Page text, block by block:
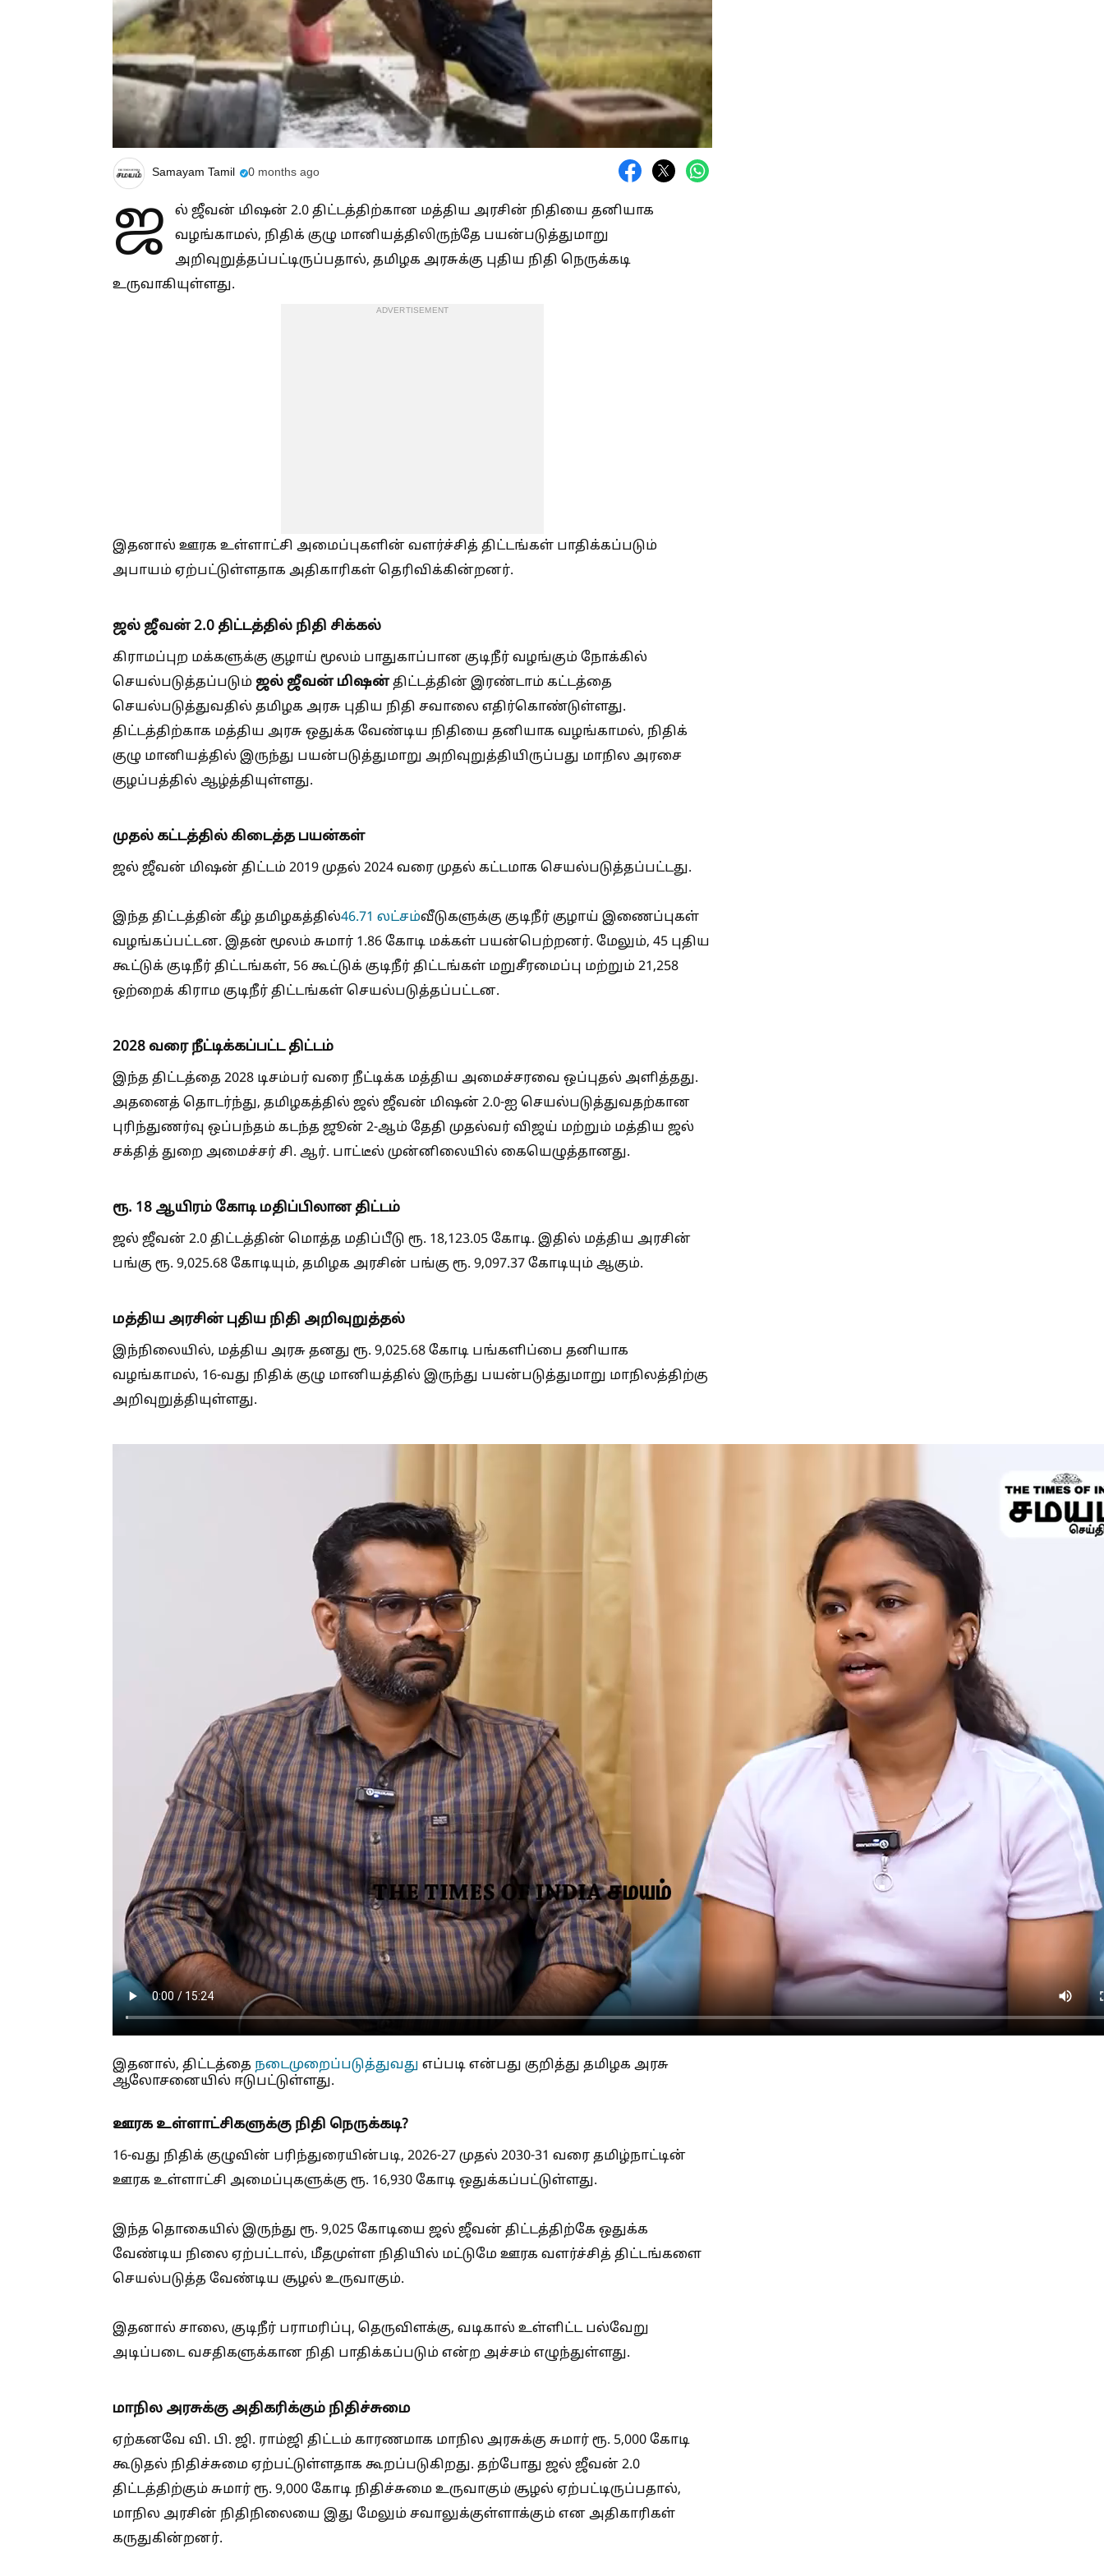
Samayam Tamil 0 months ago
ஜ
ல் ஜீவன் மிஷன் 2.0 திட்டத்திற்கான மத்திய அரசின் நிதியை தனியாக
வழங்காமல், நிதிக் குழு மானியத்திலிருந்தே பயன்படுத்துமாறு
அறிவுறுத்தப்பட்டிருப்பதால், தமிழக அரசுக்கு புதிய நிதி நெருக்கடி
உருவாகியுள்ளது.
ADVERTISEMENT
இதனால் ஊரக உள்ளாட்சி அமைப்புகளின் வளர்ச்சித் திட்டங்கள் பாதிக்கப்படும்
அபாயம் ஏற்பட்டுள்ளதாக அதிகாரிகள் தெரிவிக்கின்றனர்.
ஜல் ஜீவன் 2.0 திட்டத்தில் நிதி சிக்கல்
கிராமப்புற மக்களுக்கு குழாய் மூலம் பாதுகாப்பான குடிநீர் வழங்கும் நோக்கில்
செயல்படுத்தப்படும் ஜல் ஜீவன் மிஷன்திட்டத்தின் இரண்டாம் கட்டத்தை
செயல்படுத்துவதில் தமிழக அரசு புதிய நிதி சவாலை எதிர்கொண்டுள்ளது.
திட்டத்திற்காக மத்திய அரசு ஒதுக்க வேண்டிய நிதியை தனியாக வழங்காமல், நிதிக்
குழு மானியத்தில் இருந்து பயன்படுத்துமாறு அறிவுறுத்தியிருப்பது மாநில அரசை
குழப்பத்தில் ஆழ்த்தியுள்ளது.
முதல் கட்டத்தில் கிடைத்த பயன்கள்
ஜல் ஜீவன் மிஷன் திட்டம் 2019 முதல் 2024 வரை முதல் கட்டமாக செயல்படுத்தப்பட்டது.
இந்த திட்டத்தின் கீழ் தமிழகத்தில்46.71 லட்சம்வீடுகளுக்கு குடிநீர் குழாய் இணைப்புகள்
வழங்கப்பட்டன. இதன் மூலம் சுமார் 1.86 கோடி மக்கள் பயன்பெற்றனர். மேலும், 45 புதிய
கூட்டுக் குடிநீர் திட்டங்கள், 56 கூட்டுக் குடிநீர் திட்டங்கள் மறுசீரமைப்பு மற்றும் 21,258
ஒற்றைக் கிராம குடிநீர் திட்டங்கள் செயல்படுத்தப்பட்டன.
2028 வரை நீட்டிக்கப்பட்ட திட்டம்
இந்த திட்டத்தை 2028 டிசம்பர் வரை நீட்டிக்க மத்திய அமைச்சரவை ஒப்புதல் அளித்தது.
அதனைத் தொடர்ந்து, தமிழகத்தில் ஜல் ஜீவன் மிஷன் 2.0-ஐ செயல்படுத்துவதற்கான
புரிந்துணர்வு ஒப்பந்தம் கடந்த ஜூன் 2-ஆம் தேதி முதல்வர் விஜய் மற்றும் மத்திய ஜல்
சக்தித் துறை அமைச்சர் சி. ஆர். பாட்டீல் முன்னிலையில் கையெழுத்தானது.
ரூ. 18 ஆயிரம் கோடி மதிப்பிலான திட்டம்
ஜல் ஜீவன் 2.0 திட்டத்தின் மொத்த மதிப்பீடு ரூ. 18,123.05 கோடி. இதில் மத்திய அரசின்
பங்கு ரூ. 9,025.68 கோடியும், தமிழக அரசின் பங்கு ரூ. 9,097.37 கோடியும் ஆகும்.
மத்திய அரசின் புதிய நிதி அறிவுறுத்தல்
இந்நிலையில், மத்திய அரசு தனது ரூ. 9,025.68 கோடி பங்களிப்பை தனியாக
வழங்காமல், 16-வது நிதிக் குழு மானியத்தில் இருந்து பயன்படுத்துமாறு மாநிலத்திற்கு
அறிவுறுத்தியுள்ளது.
இதனால், திட்டத்தை நடைமுறைப்படுத்துவது எப்படி என்பது குறித்து தமிழக அரசு
ஆலோசனையில் ஈடுபட்டுள்ளது.
ஊரக உள்ளாட்சிகளுக்கு நிதி நெருக்கடி?
16-வது நிதிக் குழுவின் பரிந்துரையின்படி, 2026-27 முதல் 2030-31 வரை தமிழ்நாட்டின்
ஊரக உள்ளாட்சி அமைப்புகளுக்கு ரூ. 16,930 கோடி ஒதுக்கப்பட்டுள்ளது.
இந்த தொகையில் இருந்து ரூ. 9,025 கோடியை ஜல் ஜீவன் திட்டத்திற்கே ஒதுக்க
வேண்டிய நிலை ஏற்பட்டால், மீதமுள்ள நிதியில் மட்டுமே ஊரக வளர்ச்சித் திட்டங்களை
செயல்படுத்த வேண்டிய சூழல் உருவாகும்.
இதனால் சாலை, குடிநீர் பராமரிப்பு, தெருவிளக்கு, வடிகால் உள்ளிட்ட பல்வேறு
அடிப்படை வசதிகளுக்கான நிதி பாதிக்கப்படும் என்ற அச்சம் எழுந்துள்ளது.
மாநில அரசுக்கு அதிகரிக்கும் நிதிச்சுமை
ஏற்கனவே வி. பி. ஜி. ராம்ஜி திட்டம் காரணமாக மாநில அரசுக்கு சுமார் ரூ. 5,000 கோடி
கூடுதல் நிதிச்சுமை ஏற்பட்டுள்ளதாக கூறப்படுகிறது. தற்போது ஜல் ஜீவன் 2.0
திட்டத்திற்கும் சுமார் ரூ. 9,000 கோடி நிதிச்சுமை உருவாகும் சூழல் ஏற்பட்டிருப்பதால்,
மாநில அரசின் நிதிநிலையை இது மேலும் சவாலுக்குள்ளாக்கும் என அதிகாரிகள்
கருதுகின்றனர்.